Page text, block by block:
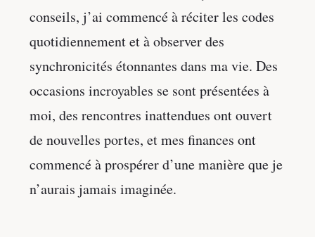
conseils, j’ai commencé à réciter les codes
quotidiennement et à observer des
synchronicités étonnantes dans ma vie. Des
occasions incroyables se sont présentées à
moi, des rencontres inattendues ont ouvert
de nouvelles portes, et mes finances ont
commencé à prospérer d’une manière que je
n’aurais jamais imaginée.